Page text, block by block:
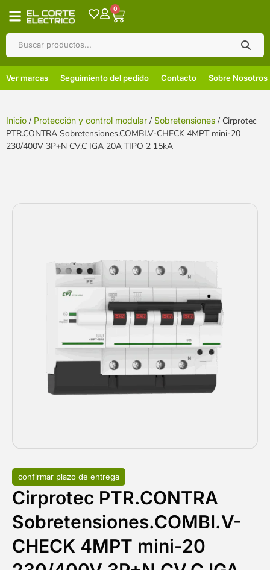
0
Ver marcas Seguimiento del pedido Contacto Sobre Nosotros
Inicio / Protección y control modular / Sobretensiones / Cirprotec
PTR.CONTRA Sobretensiones.COMBI.V-CHECK 4MPT mini-20
230/400V 3P+N CV.C IGA 20A TIPO 2 15kA
confirmar plazo de entrega
Cirprotec PTR.CONTRA
Sobretensiones.COMBI.V-
CHECK 4MPT mini-20